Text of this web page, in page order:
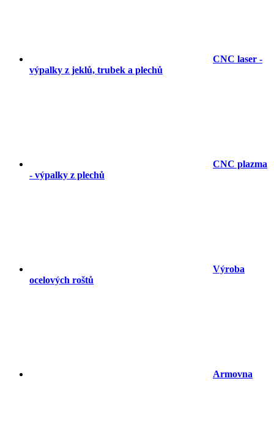
CNC laser -
výpalky z jeklů, trubek a plechů
CNC plazma
- výpalky z plechů
Výroba
ocelových roštů
Armovna